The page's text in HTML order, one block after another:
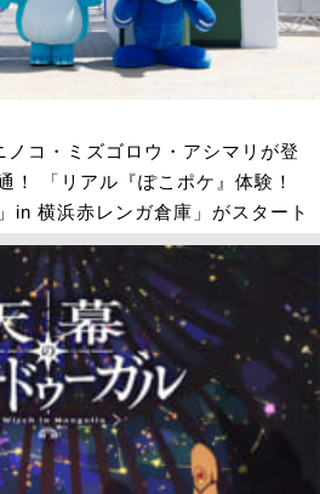
ノコ・ミズゴロウ・アシマリが登
！ 「リアル『ぽこポケ』体験！
in 横浜赤レンガ倉庫」がスタート